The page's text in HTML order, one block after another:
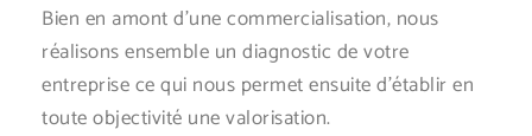
Bien en amont d’une commercialisation, nous
réalisons ensemble un diagnostic de votre
entreprise ce qui nous permet ensuite d’établir en
toute objectivité une valorisation.